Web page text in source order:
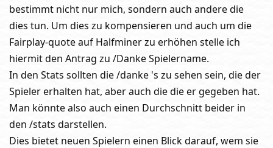
bestimmt nicht nur mich, sondern auch andere die
dies tun. Um dies zu kompensieren und auch um die
Fairplay-quote auf Halfminer zu erhöhen stelle ich
hiermit den Antrag zu /Danke Spielername.
In den Stats sollten die /danke 's zu sehen sein, die der
Spieler erhalten hat, aber auch die die er gegeben hat.
Man könnte also auch einen Durchschnitt beider in
den /stats darstellen.
Dies bietet neuen Spielern einen Blick darauf, wem sie